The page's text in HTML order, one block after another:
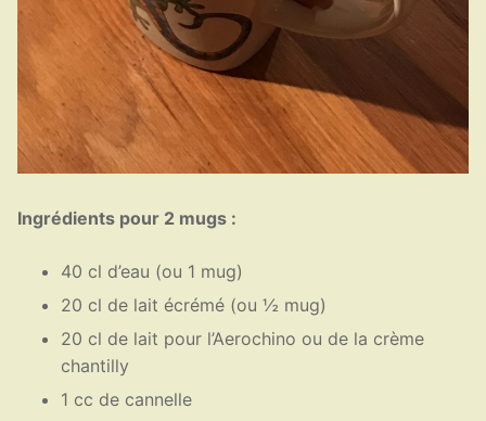
Ingrédients pour 2 mugs :
40 cl d’eau (ou 1 mug)
20 cl de lait écrémé (ou ½ mug)
20 cl de lait pour l’Aerochino ou de la crème
chantilly
1 cc de cannelle